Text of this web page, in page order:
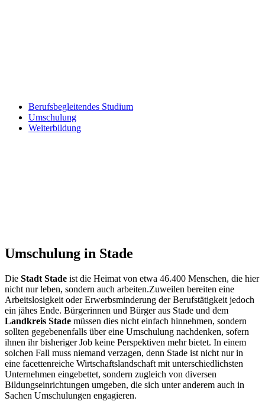
Berufsbegleitendes Studium
Umschulung
Weiterbildung
Umschulung in Stade
Die Stadt Stade ist die Heimat von etwa 46.400 Menschen, die hier
nicht nur leben, sondern auch arbeiten.Zuweilen bereiten eine
Arbeitslosigkeit oder Erwerbsminderung der Berufstätigkeit jedoch
ein jähes Ende. Bürgerinnen und Bürger aus Stade und dem
Landkreis Stade müssen dies nicht einfach hinnehmen, sondern
sollten gegebenenfalls über eine Umschulung nachdenken, sofern
ihnen ihr bisheriger Job keine Perspektiven mehr bietet. In einem
solchen Fall muss niemand verzagen, denn Stade ist nicht nur in
eine facettenreiche Wirtschaftslandschaft mit unterschiedlichsten
Unternehmen eingebettet, sondern zugleich von diversen
Bildungseinrichtungen umgeben, die sich unter anderem auch in
Sachen Umschulungen engagieren.